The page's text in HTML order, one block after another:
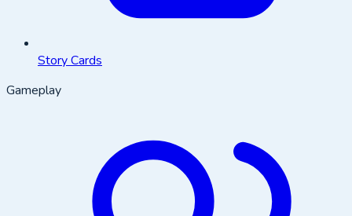
Story Cards
Gameplay